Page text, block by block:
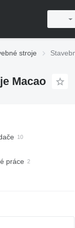
stroje
Macao
práce